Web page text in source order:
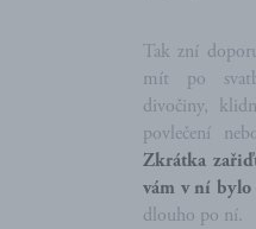
Tak zní
mít po
divočiny,
povlečení
Zkrátka
vám v ní bylo
dlouho po ní.